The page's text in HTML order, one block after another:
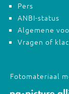
Pers
ANBI-status
Algemene
Vragen of
Fotomateriaal